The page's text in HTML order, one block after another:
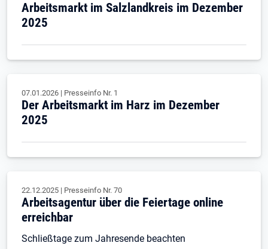
Arbeitsmarkt im Salzlandkreis im Dezember
2025
07.01.2026 | Presseinfo Nr. 1
Der Arbeitsmarkt im Harz im Dezember
2025
22.12.2025 | Presseinfo Nr. 70
Arbeitsagentur über die Feiertage online
erreichbar
Schließtage zum Jahresende beachten